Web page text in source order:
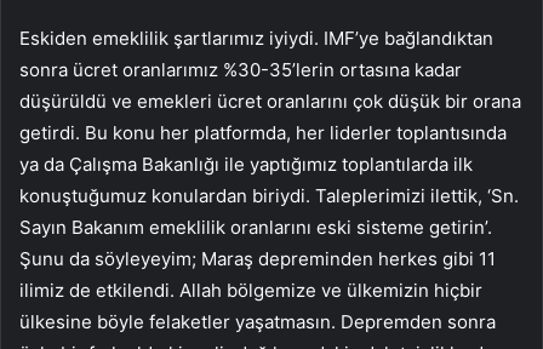
Eskiden emeklilik şartlarımız iyiydi. IMF’ye bağlandıktan
sonra ücret oranlarımız %30-35’lerin ortasına kadar
düşürüldü ve emekleri ücret oranlarını çok düşük bir orana
getirdi. Bu konu her platformda, her liderler toplantısında
ya da Çalışma Bakanlığı ile yaptığımız toplantılarda ilk
konuştuğumuz konulardan biriydi. Taleplerimizi ilettik, ‘Sn.
Sayın Bakanım emeklilik oranlarını eski sisteme getirin’.
Şunu da söyleyeyim; Maraş depreminden herkes gibi 11
ilimiz de etkilendi. Allah bölgemize ve ülkemizin hiçbir
ülkesine böyle felaketler yaşatmasın. Depremden sonra